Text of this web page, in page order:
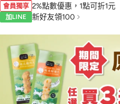
會員獨享 2%點數優惠，1點可折1元
加LINE 新好友領100